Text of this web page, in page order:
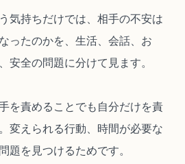
気持ちだけでは、相手の不安は
ったのかを、生活、会話、お
安全の問題に分けて見ます。
を責めることでも自分だけを責
変えられる行動、時間が必要な
題を見つけるためです。